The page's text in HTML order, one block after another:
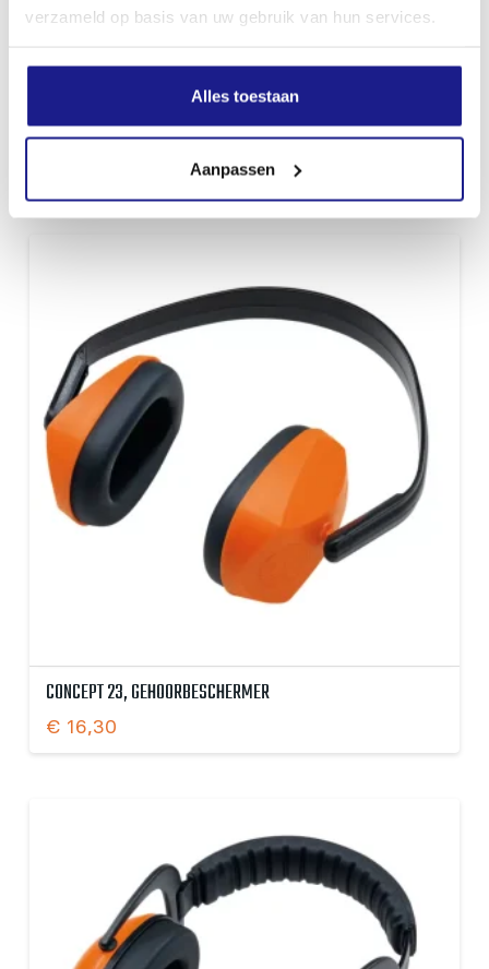
verzameld op basis van uw gebruik van hun services.
Alles toestaan
Aanpassen
BOORKOP, VOOR KERNBOREN
CONCEPT 23, GEHOORBESCHERMER
€ 16,30